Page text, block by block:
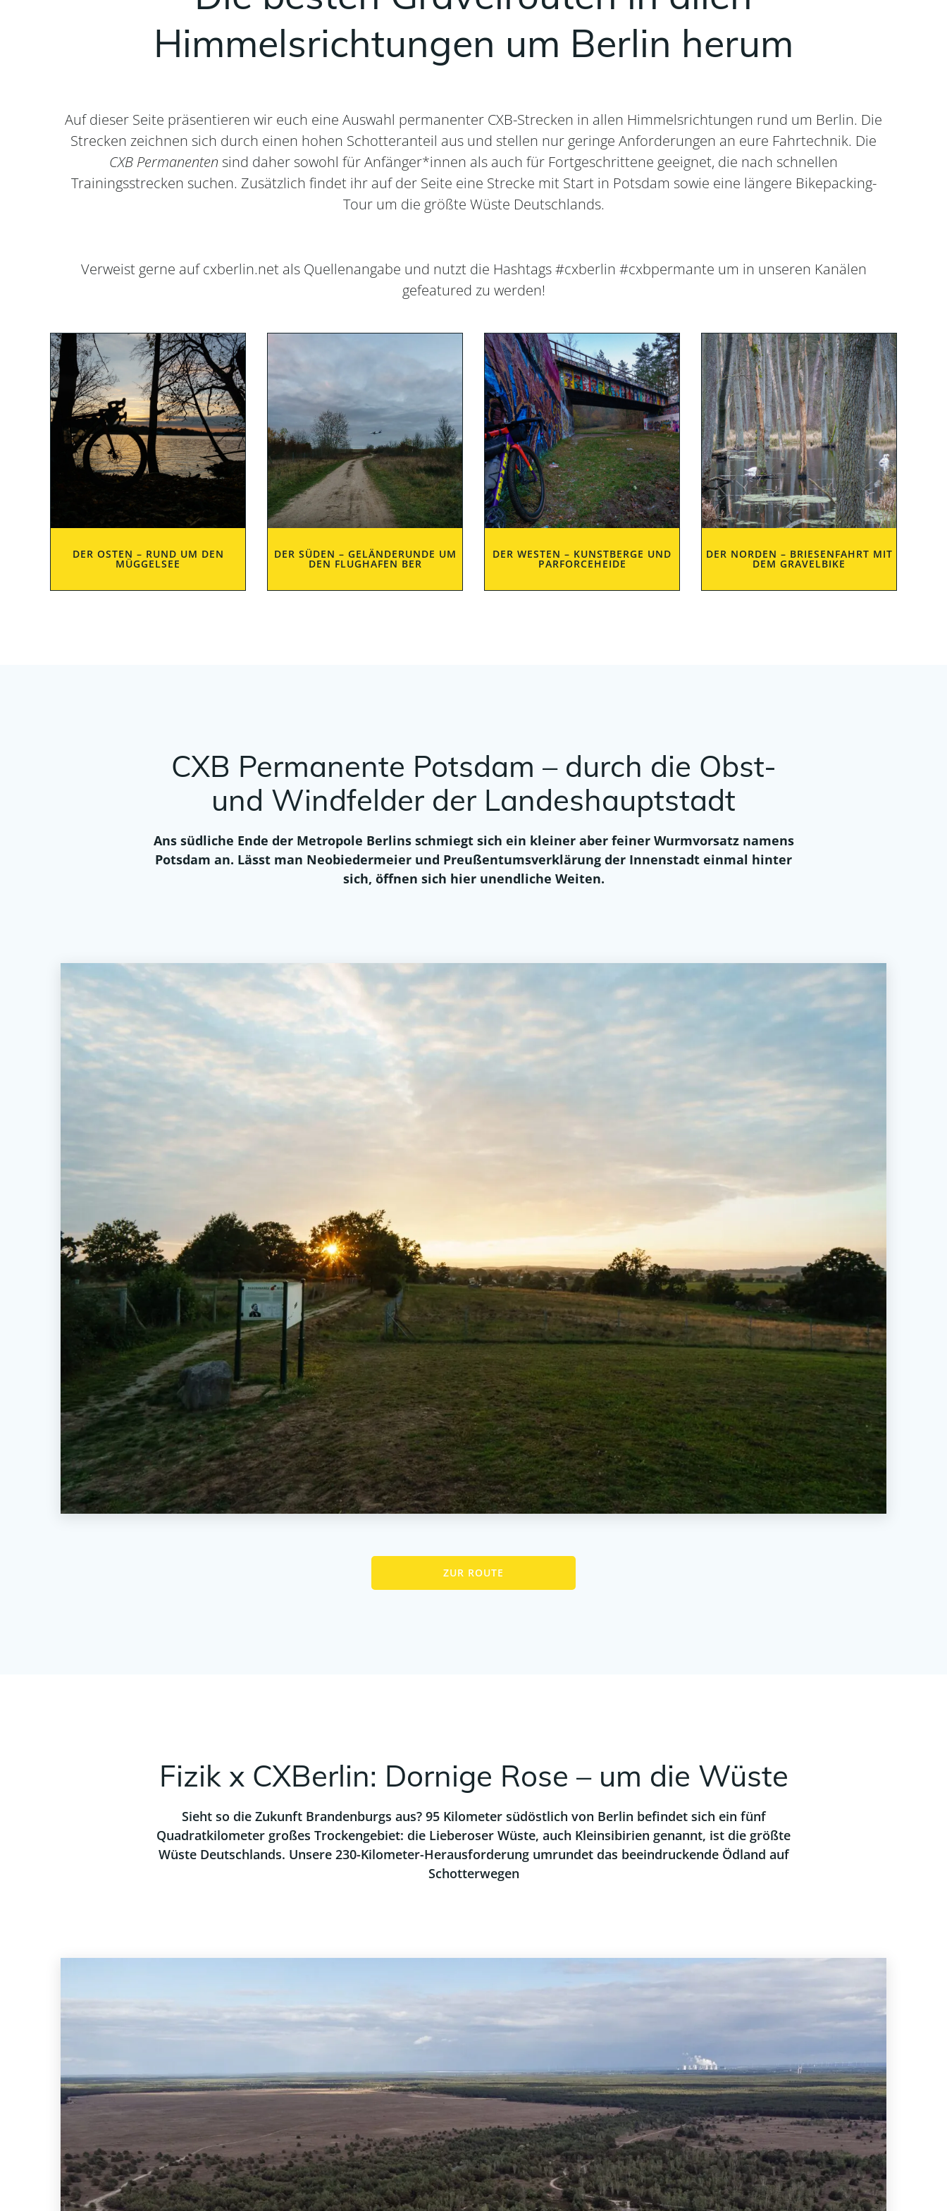
Himmelsrichtungen um Berlin herum
Auf dieser Seite präsentieren wir euch eine Auswahl permanenter CXB-Strecken in allen Himmelsrichtungen rund um Berlin. Die
Strecken zeichnen sich durch einen hohen Schotteranteil aus und stellen nur geringe Anforderungen an eure Fahrtechnik. Die
CXB Permanenten sind daher sowohl für Anfänger*innen als auch für Fortgeschrittene geeignet, die nach schnellen
Trainingsstrecken suchen. Zusätzlich findet ihr auf der Seite eine Strecke mit Start in Potsdam sowie eine längere Bikepacking-
Tour um die größte Wüste Deutschlands.
Verweist gerne auf cxberlin.net als Quellenangabe und nutzt die Hashtags #cxberlin #cxbpermante um in unseren Kanälen
gefeatured zu werden!
DER OSTEN – RUND UM DEN
MÜGGELSEE
DER SÜDEN – GELÄNDERUNDE UM
DEN FLUGHAFEN BER
DER WESTEN – KUNSTBERGE UND
PARFORCEHEIDE
DER NORDEN – BRIESENFAHRT MIT
DEM GRAVELBIKE
CXB Permanente Potsdam – durch die Obst-
und Windfelder der Landeshauptstadt
Ans südliche Ende der Metropole Berlins schmiegt sich ein kleiner aber feiner Wurmvorsatz namens
Potsdam an. Lässt man Neobiedermeier und Preußentumsverklärung der Innenstadt einmal hinter
sich, öffnen sich hier unendliche Weiten.
ZUR ROUTE
Fizik x CXBerlin: Dornige Rose – um die Wüste
Sieht so die Zukunft Brandenburgs aus? 95 Kilometer südöstlich von Berlin befindet sich ein fünf
Quadratkilometer großes Trockengebiet: die Lieberoser Wüste, auch Kleinsibirien genannt, ist die größte
Wüste Deutschlands. Unsere 230-Kilometer-Herausforderung umrundet das beeindruckende Ödland auf
Schotterwegen